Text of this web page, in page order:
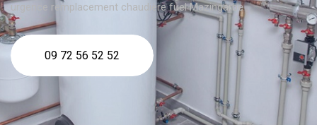
urgence remplacement chaudière fuel Mazingarbe
09 72 56 52 52